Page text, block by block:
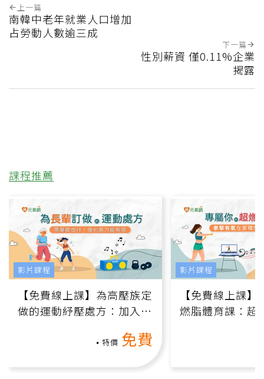
上一篇
南韓中老年就業人口增加
占勞動人數逾三成
下一篇
性別薪資 僅0.11%企業
揭露
課程推薦
【免費線上課】為高壓族定
做的運動紓壓處方：加入行
特價 免費
影片課程
【免費線上課
燃脂體育課：超
影片課程